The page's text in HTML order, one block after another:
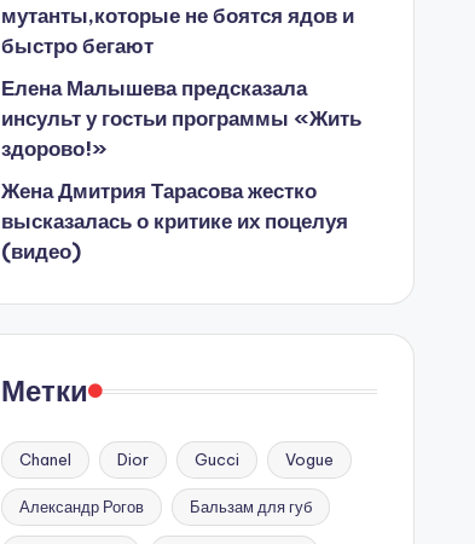
мутанты,которые не боятся ядов и
быстро бегают
Елена Малышева предсказала
инсульт у гостьи программы «Жить
здорово!»
Жена Дмитрия Тарасова жестко
высказалась о критике их поцелуя
(видео)
Метки
Chanel Dior Gucci Vogue
Александр Рогов Бальзам для губ